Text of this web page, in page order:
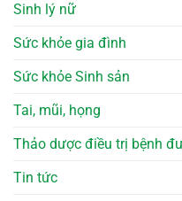
Sinh lý nữ
Sức khỏe gia đình
Sức khỏe Sinh sản
Tai, mũi, họng
Thảo dược điều trị bệnh
Tin tức